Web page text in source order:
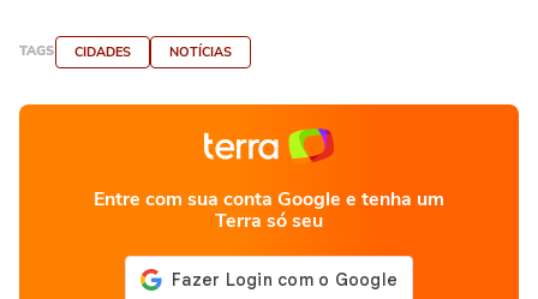
TAGS CIDADES NOTÍCIAS
Entre com sua conta Google e tenha um
Terra só seu